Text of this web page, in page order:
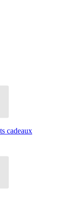
cadeaux